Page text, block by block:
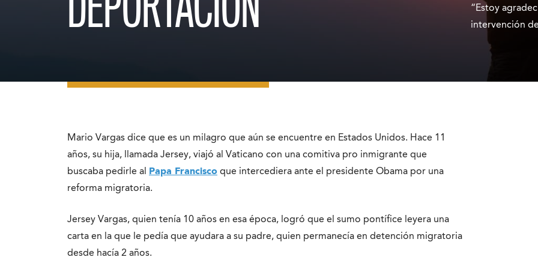
“Estoy
intervención
Mario Vargas dice que es un milagro que aún se encuentre en Estados Unidos. Hace 11
años, su hija, llamada Jersey, viajó al Vaticano con una comitiva pro inmigrante que
buscaba pedirle al
Papa Francisco que intercediera ante el presidente Obama por una
reforma migratoria.
Jersey Vargas, quien tenía 10 años en esa época, logró que el sumo pontífice leyera una
carta en la que le pedía que ayudara a su padre, quien permanecía en detención migratoria
desde hacía 2 años.